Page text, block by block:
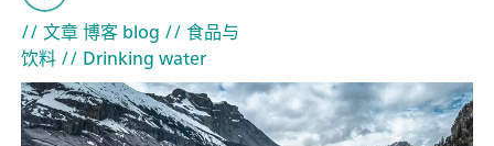
// 文章 博客 blog // 食品与
饮料// Drinking water